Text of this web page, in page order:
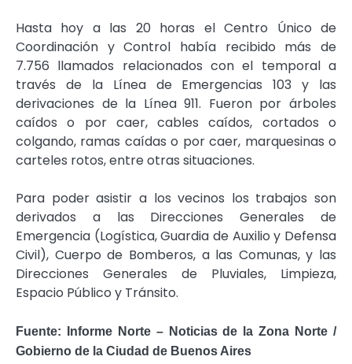
Hasta hoy a las 20 horas el Centro Único de
Coordinación y Control había recibido más de
7.756 llamados relacionados con el temporal a
través de la Línea de Emergencias 103 y las
derivaciones de la Línea 911. Fueron por árboles
caídos o por caer, cables caídos, cortados o
colgando, ramas caídas o por caer, marquesinas o
carteles rotos, entre otras situaciones.
Para poder asistir a los vecinos los trabajos son
derivados a las Direcciones Generales de
Emergencia (Logística, Guardia de Auxilio y Defensa
Civil), Cuerpo de Bomberos, a las Comunas, y las
Direcciones Generales de Pluviales, Limpieza,
Espacio Público y Tránsito.
Fuente: Informe Norte – Noticias de la Zona Norte /
Gobierno de la Ciudad de Buenos Aires